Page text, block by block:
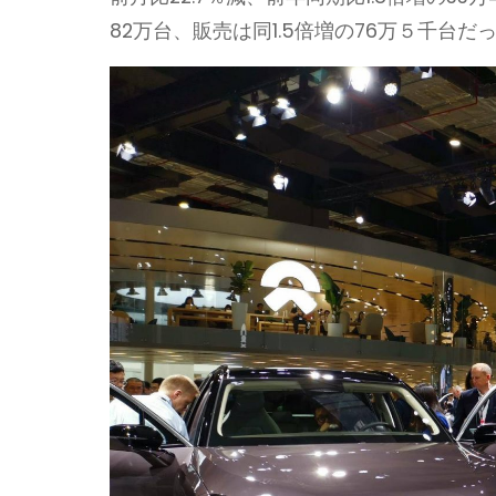
82万台、販売は同1.5倍増の76万５千台だ